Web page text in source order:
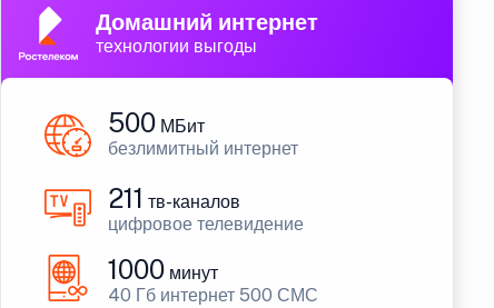
Домашний интернет
технологии выгоды
500 МБит
безлимитный интернет
211 тв-каналов
цифровое телевидение
1000 минут
40 Гб интернет 500 СМС